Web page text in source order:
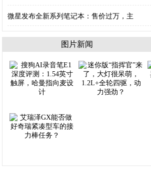
微星发布全新系列笔记本：售价过万，主
图片新闻